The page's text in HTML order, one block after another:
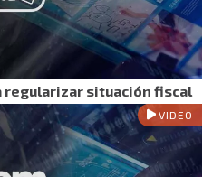
regularizar situación fiscal
VIDEO